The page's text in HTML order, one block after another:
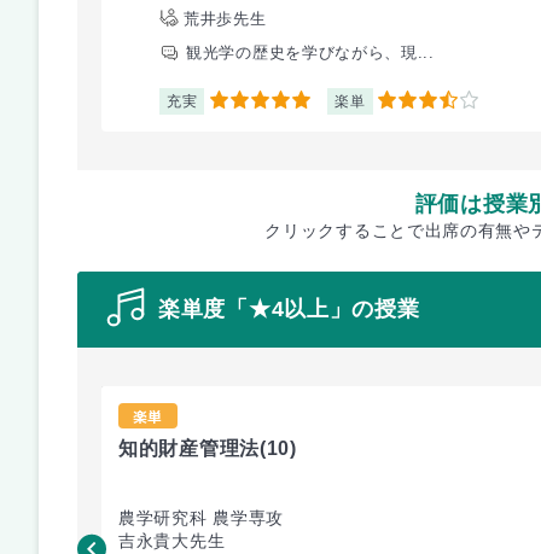
荒井歩先生
観光学の歴史を学びながら、現...
充実 5 楽単 3.5
評価は授業
クリックすることで出席の有無や
楽単度「★4以上」の授業
楽単
知的財産管理法(10)
農学研究科 農学専攻
吉永貴大先生